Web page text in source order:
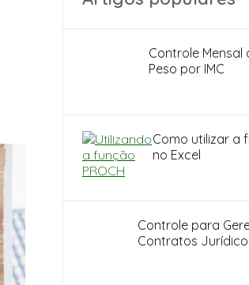
Controle Mensal
Peso por IMC
Como utilizar a
no Excel
Controle para
Contratos